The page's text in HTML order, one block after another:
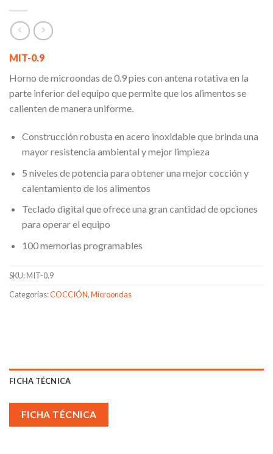
MIT-0.9
Horno de microondas de 0.9 pies con antena rotativa en la
parte inferior del equipo que permite que los alimentos se
calienten de manera uniforme.
Construcción robusta en acero inoxidable que brinda una
mayor resistencia ambiental y mejor limpieza
5 niveles de potencia para obtener una mejor cocción y
calentamiento de los alimentos
Teclado digital que ofrece una gran cantidad de opciones
para operar el equipo
100 memorias programables
SKU:MIT-0.9
Categorías:COCCIÓN,Microondas
FICHA TÉCNICA
FICHA TÉCNICA